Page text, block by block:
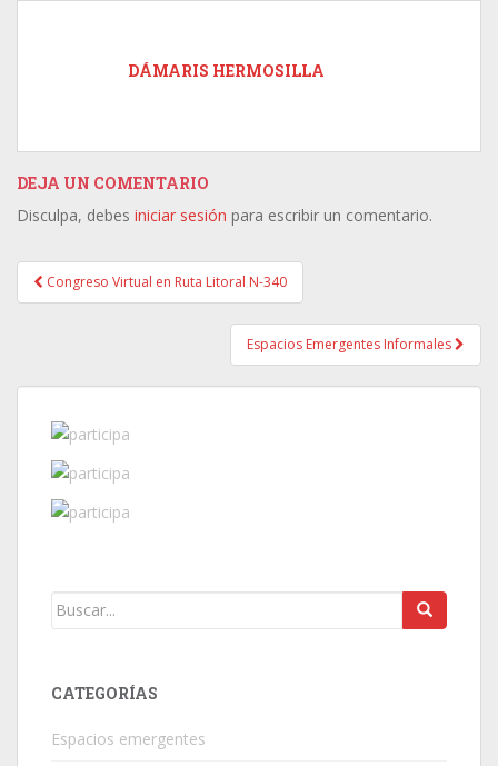
DÁMARIS HERMOSILLA
DEJA UN COMENTARIO
Disculpa, debes iniciar sesión para escribir un comentario.
Post navigation
Congreso Virtual en Ruta Litoral N-340
Espacios Emergentes Informales
CATEGORÍAS
Espacios emergentes